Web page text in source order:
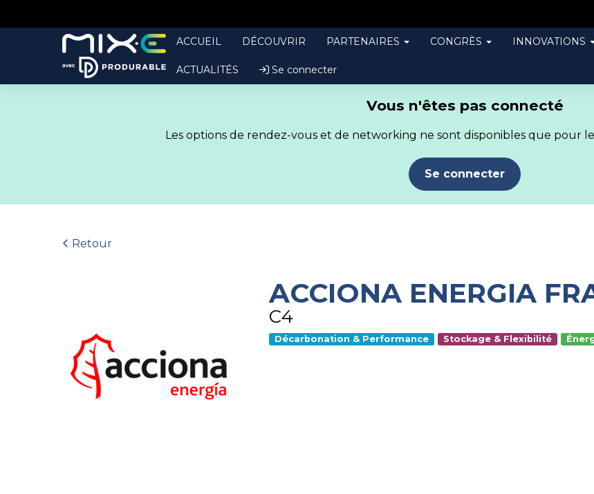
ACCUEIL DÉCOUVRIR PARTENAIRES CONGRÈS INNOVATIONS
ACTUALITÉS Se connecter
Vous n'êtes pas connecté
Les options de rendez-vous et de networking ne sont disponibles que pour
Se connecter
Retour
ACCIONA ENERGIA
C4
Décarbonation & Performance Stockage & Flexibilité